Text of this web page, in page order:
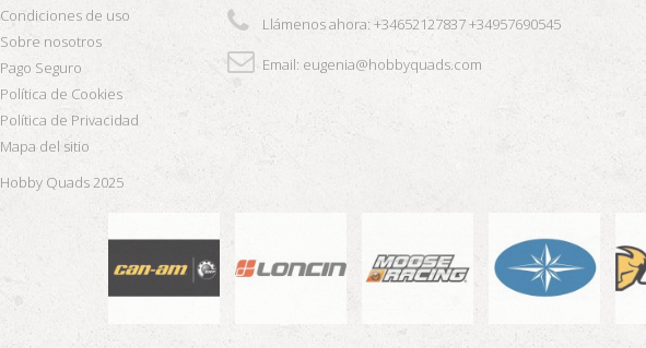
Condiciones de uso
Sobre nosotros
Pago Seguro
Política de Cookies
Política de Privacidad
Mapa del sitio
Hobby Quads 2025
Llámenos ahora: +34652127837 +34957690545
Email: eugenia@hobbyquads.com